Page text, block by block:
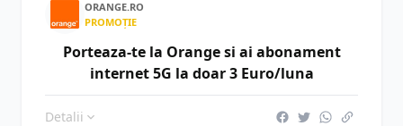
ORANGE.RO
PROMOȚIE
Porteaza-te la Orange si ai abonament
internet 5G la doar 3 Euro/luna
Detalii